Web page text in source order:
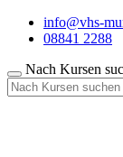
info@vhs-
08841 2288
Nach Kursen